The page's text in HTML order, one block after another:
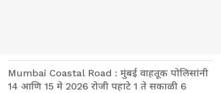
Mumbai Coastal Road : मुंबई वाहतूक पोलिसांनी
14 आणि 15 मे 2026 रोजी पहाटे 1 ते सकाळी 6